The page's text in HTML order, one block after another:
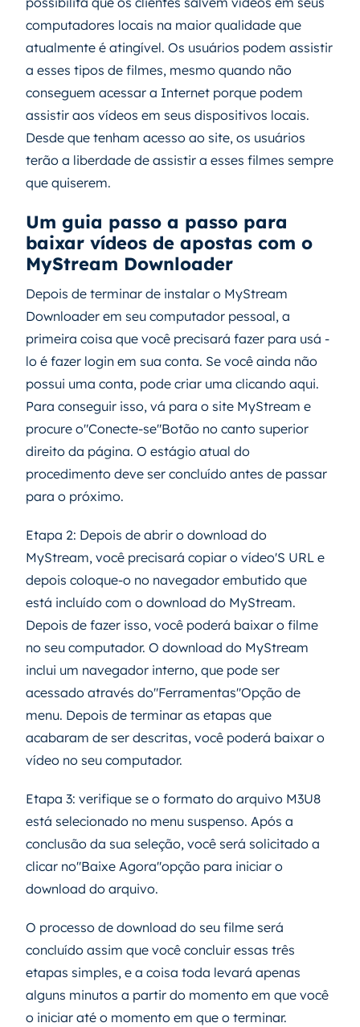
computadores locais na maior qualidade que
atualmente é atingível. Os usuários podem assistir
a esses tipos de filmes, mesmo quando não
conseguem acessar a Internet porque podem
assistir aos vídeos em seus dispositivos locais.
Desde que tenham acesso ao site, os usuários
terão a liberdade de assistir a esses filmes sempre
que quiserem.
Um guia passo a passo para
baixar vídeos de apostas com o
MyStream Downloader
Depois de terminar de instalar o MyStream
Downloader em seu computador pessoal, a
primeira coisa que você precisará fazer para usá -
lo é fazer login em sua conta. Se você ainda não
possui uma conta, pode criar uma clicando aqui.
Para conseguir isso, vá para o site MyStream e
procure o"Conecte-se"Botão no canto superior
direito da página. O estágio atual do
procedimento deve ser concluído antes de passar
para o próximo.
Etapa 2: Depois de abrir o download do
MyStream, você precisará copiar o vídeo'S URL e
depois coloque-o no navegador embutido que
está incluído com o download do MyStream.
Depois de fazer isso, você poderá baixar o filme
no seu computador. O download do MyStream
inclui um navegador interno, que pode ser
acessado através do"Ferramentas"Opção de
menu. Depois de terminar as etapas que
acabaram de ser descritas, você poderá baixar o
vídeo no seu computador.
Etapa 3: verifique se o formato do arquivo M3U8
está selecionado no menu suspenso. Após a
conclusão da sua seleção, você será solicitado a
clicar no"Baixe Agora"opção para iniciar o
download do arquivo.
O processo de download do seu filme será
concluído assim que você concluir essas três
etapas simples, e a coisa toda levará apenas
alguns minutos a partir do momento em que você
o iniciar até o momento em que o terminar.